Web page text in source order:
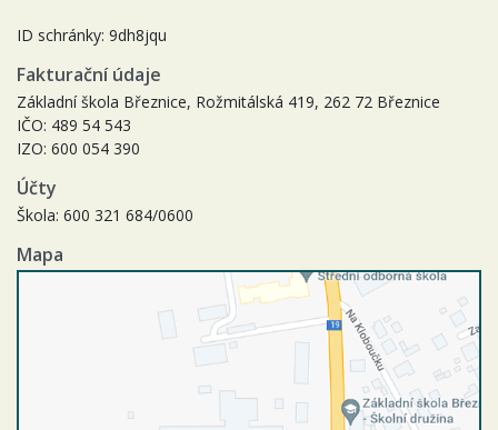
ID schránky: 9dh8jqu
Fakturační údaje
Základní škola Březnice, Rožmitálská 419, 262 72 Březnice
IČO: 489 54 543
IZO: 600 054 390
Účty
Škola: 600 321 684/0600
Mapa